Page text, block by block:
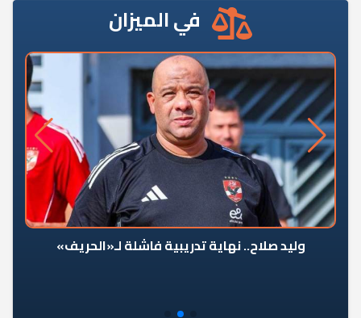
في الميزان
وليد صلاح.. نهاية تدريبية فاشلة لـ«الحريف»